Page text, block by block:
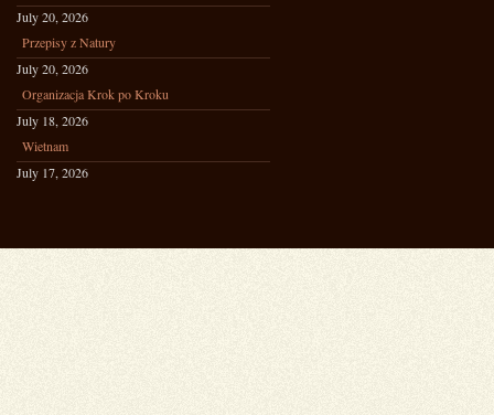
July 20, 2026
Przepisy z Natury
July 20, 2026
Organizacja Krok po Kroku
July 18, 2026
Wietnam
July 17, 2026